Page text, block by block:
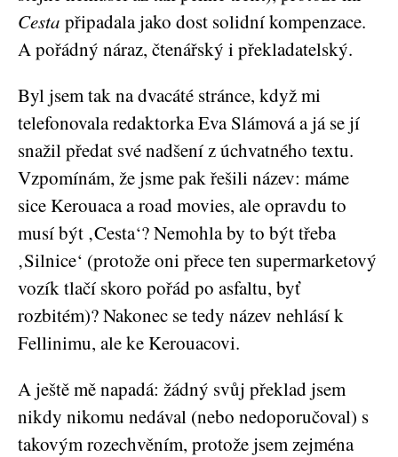
Cesta připadala jako dost solidní kompenzace.
A pořádný náraz, čtenářský i překladatelský.
Byl jsem tak na dvacáté stránce, když mi
telefonovala redaktorka Eva Slámová a já se jí
snažil předat své nadšení z úchvatného textu.
Vzpomínám, že jsme pak řešili název: máme
sice Kerouaca a road movies, ale opravdu to
musí být ‚Cesta‘? Nemohla by to být třeba
‚Silnice‘ (protože oni přece ten supermarketový
vozík tlačí skoro pořád po asfaltu, byť
rozbitém)? Nakonec se tedy název nehlásí k
Fellinimu, ale ke Kerouacovi.
A ještě mě napadá: žádný svůj překlad jsem
nikdy nikomu nedával (nebo nedoporučoval) s
takovým rozechvěním, protože jsem zejména